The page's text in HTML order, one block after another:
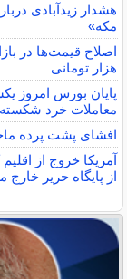
هشدار زیدآبادی
مکه»
هزار تومانی
معاملات خرد
افشای پشت پرده
آمریکا خروج از
از پایگاه حریر